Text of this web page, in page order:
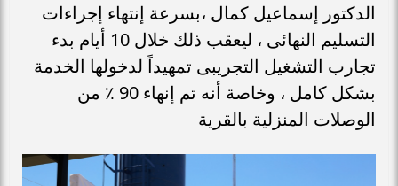
الدكتور إسماعيل كمال ،بسرعة إنتهاء إجراءات
التسليم النهائى ، ليعقب ذلك خلال 10 أيام بدء
تجارب التشغيل التجريبى تمهيداً لدخولها الخدمة
بشكل كامل ، وخاصة أنه تم إنهاء 90 ٪ من
الوصلات المنزلية بالقرية